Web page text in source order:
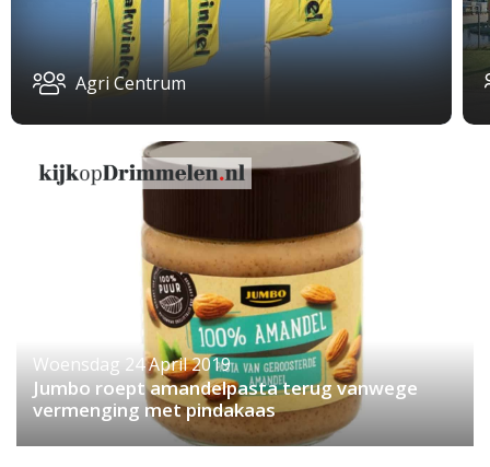
Agri Centrum
Woensdag 24 April 2019
Jumbo roept amandelpasta terug vanwege
vermenging met pindakaas